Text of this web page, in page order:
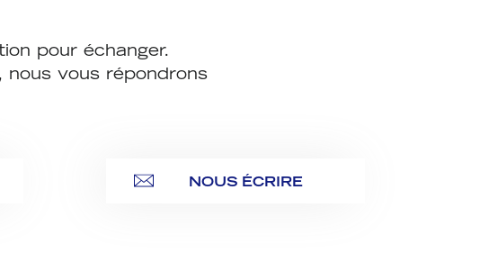
pour échanger.
vous répondrons
NOUS ÉCRIRE